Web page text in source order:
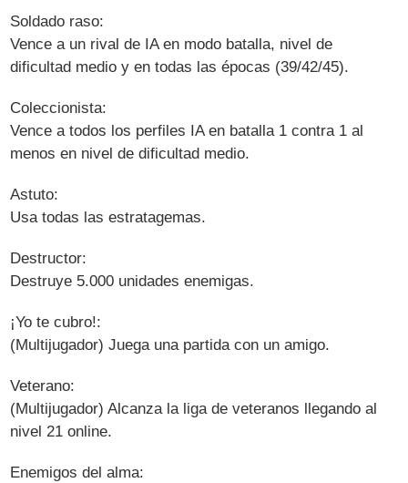
Soldado raso:
Vence a un rival de IA en modo batalla, nivel de
dificultad medio y en todas las épocas (39/42/45).
Coleccionista:
Vence a todos los perfiles IA en batalla 1 contra 1 al
menos en nivel de dificultad medio.
Astuto:
Usa todas las estratagemas.
Destructor:
Destruye 5.000 unidades enemigas.
¡Yo te cubro!:
(Multijugador) Juega una partida con un amigo.
Veterano:
(Multijugador) Alcanza la liga de veteranos llegando al
nivel 21 online.
Enemigos del alma: